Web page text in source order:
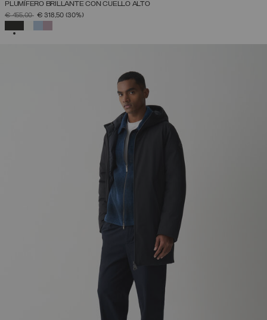
PLUMÍFERO BRILLANTE CON CUELLO ALTO
PRECIO REBAJADO DE
€ 455,00A€ 318,50 (30%)